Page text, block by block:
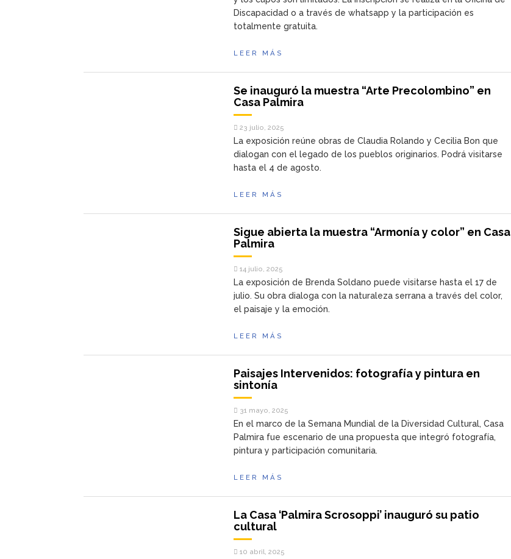
Discapacidad o a través de whatsapp y la participación es
totalmente gratuita.
LEER MÁS
Se inauguró la muestra “Arte Precolombino” en
Casa Palmira
23 julio, 2025
La exposición reúne obras de Claudia Rolando y Cecilia Bon que
dialogan con el legado de los pueblos originarios. Podrá visitarse
hasta el 4 de agosto.
LEER MÁS
Sigue abierta la muestra “Armonía y color” en Casa
Palmira
14 julio, 2025
La exposición de Brenda Soldano puede visitarse hasta el 17 de
julio. Su obra dialoga con la naturaleza serrana a través del color,
el paisaje y la emoción.
LEER MÁS
Paisajes Intervenidos: fotografía y pintura en
sintonía
31 mayo, 2025
En el marco de la Semana Mundial de la Diversidad Cultural, Casa
Palmira fue escenario de una propuesta que integró fotografía,
pintura y participación comunitaria.
LEER MÁS
La Casa ‘Palmira Scrosoppi’ inauguró su patio
cultural
10 abril, 2025